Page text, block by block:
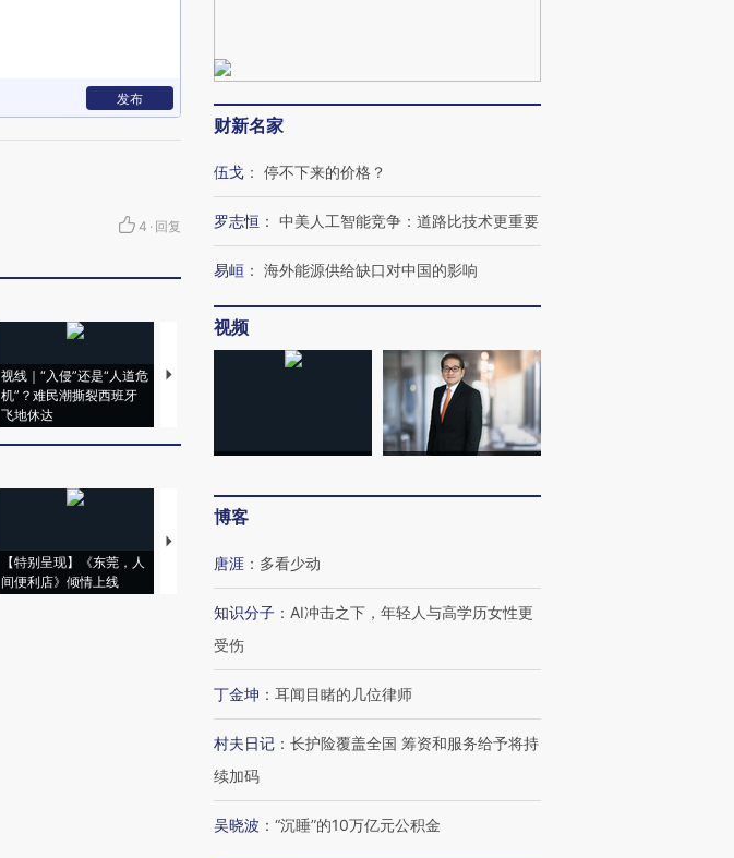
发布
4 · 回复
视线｜“入侵”还是“人道危
机”？难民潮撕裂西班牙
飞地休达
视线｜被称为“蟑螂”的印
湖北宜昌局部短时降雨
128毫米 紧急转移近
视线｜火箭残骸撞月球的
SpaceX的万亿帝国
【特别呈现】《东莞，人
间便利店》倾情上线
【推广】走进第四届链博
会，让数智科技“链”接产
财新名家
伍戈 ： 停不下来的价格？
罗志恒 ： 中美人工智能竞争：道路比技术更重要
易峘 ： 海外能源供给缺口对中国的影响
视频
博客
唐涯 ： 多看少动
知识分子 ： AI冲击之下，年轻人与高学历女性更
受伤
丁金坤 ： 耳闻目睹的几位律师
村夫日记 ： 长护险覆盖全国 筹资和服务给予将持
续加码
吴晓波 ： “沉睡”的10万亿元公积金